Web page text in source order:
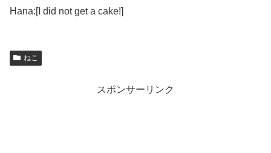
Hana:[I did not get a cake!]
ねこ
スポンサーリンク